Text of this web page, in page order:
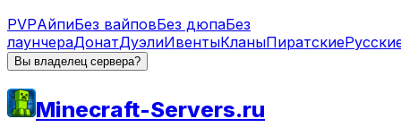
PVPАйпиБез вайповБез дюпаБез
лаунчераДонатДуэлиИвентыКланыПиратские
Вы владелец сервера?
Minecraft-Servers.ru